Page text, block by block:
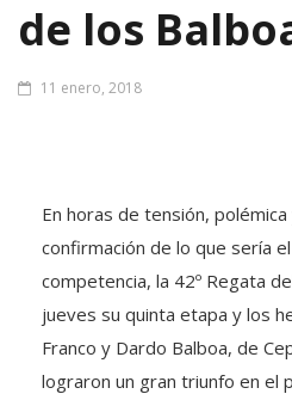
de los
11 enero, 2018
En horas de tensión,
confirmación de lo que sería
competencia, la 42º Regata
jueves su quinta etapa y los
Franco y Dardo Balboa, de
lograron un gran triunfo en el